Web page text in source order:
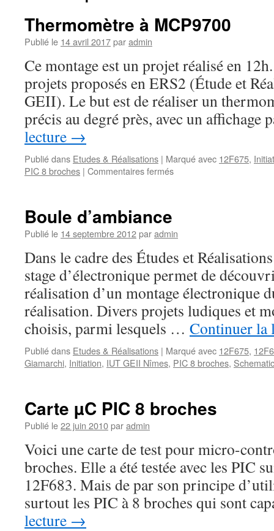
Thermomètre à MCP9700
Publié le 14 avril 2017paradmin
Ce montage est un projet réalisé en
projets proposés en ERS2 (Étude et
GEII). Le but est de réaliser un
précis au degré près, avec un
lecture →
Publié dans Etudes & Réalisations | Marqué avec 12F675,
PIC 8 broches | Commentaires ferméssur
Boule d’ambiance
Publié le 14 septembre 2012paradmin
Dans le cadre des Études et
stage d’électronique permet de
réalisation d’un montage électronique
réalisation. Divers projets ludiques et
choisis, parmi lesquels … Continuer la
Publié dans Etudes & Réalisations | Marqué avec 12F675,
Giamarchi, Initiation, IUT GEII Nîmes, PIC 8 broches, Schematic
Carte µC PIC 8 broches
Publié le22 juin 2010paradmin
Voici une carte de test pour micro-
broches. Elle a été testée avec les PIC
12F683. Mais de par son principe
surtout les PIC à 8 broches qui sont
lecture →